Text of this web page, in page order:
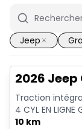
Jeep
2026
Traction
4 CYL EN
10 km